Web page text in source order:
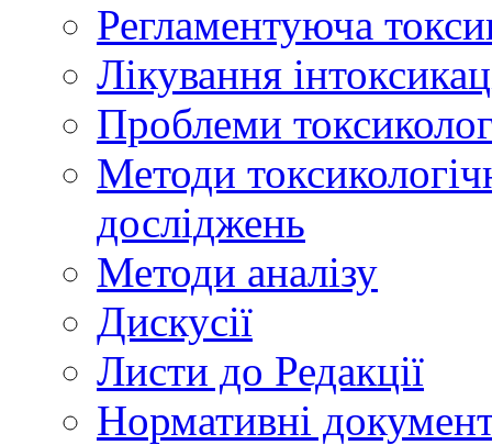
Регламентуюча
Лікування
Проблеми
Методи
досліджень
Методи аналізу
Дискусії
Листи до Редакції
Нормативні